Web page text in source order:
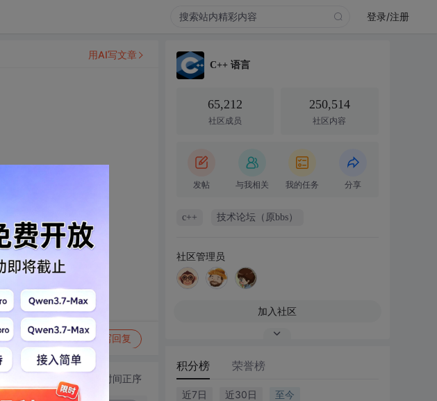
登录/注册
写回复
用AI写文章
切换为时间正序
C++ 语言
65,212
社区成员
250,514
社区内容
发帖 与我相关 我的任务 分享
c++ 技术论坛（原bbs）
社区管理员
加入社区
积分榜 荣誉榜
近7日 近30日 至今